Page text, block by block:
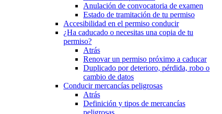
Anulación de convocatoria de examen
Estado de tramitación de tu permiso
Accesibilidad en el permiso conducir
¿Ha caducado o necesitas una copia de tu
permiso?
Atrás
Renovar un permiso próximo a caducar
Duplicado por deterioro, pérdida, robo o
cambio de datos
Conducir mercancías peligrosas
Atrás
Definición y tipos de mercancías